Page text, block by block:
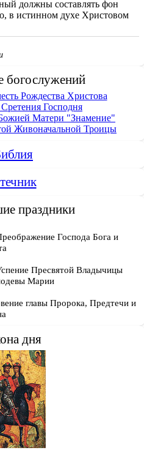
должны составлять фон
в истинном духе Христовом
богослужений
Рождества Христова
Господня
Матери "Знамение"
Живоначальной Троицы
праздники
Господа Бога и
Пресвятой Владычицы
Марии
главы Пророка, Предтечи и
дня